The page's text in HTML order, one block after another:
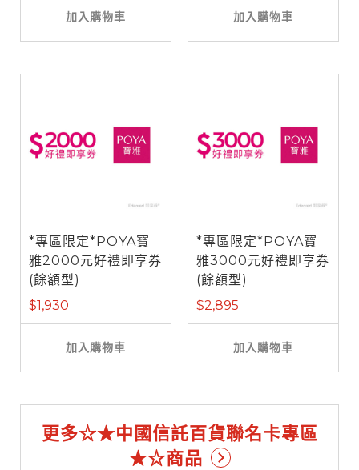
加入購物車 加入購物車
*專區限定*POYA寶
雅2000元好禮即享券
(餘額型)
$1,930
加入購物車
*專區限定*POYA寶
雅3000元好禮即享券
(餘額型)
$2,895
加入購物車
更多☆★中國信託百貨聯名卡專區
★☆商品